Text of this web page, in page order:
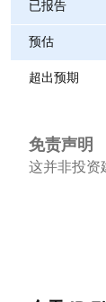
已报告
预估
超出预期
免责声明
这并非投资